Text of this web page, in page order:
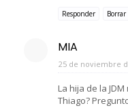
Responder Borrar
MIA
25 de noviembre
La hija de la
Thiago?